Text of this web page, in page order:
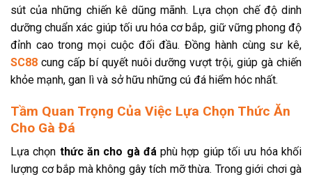
sút của những chiến kê dũng mãnh. Lựa chọn chế độ dinh
dưỡng chuẩn xác giúp tối ưu hóa cơ bắp, giữ vững phong độ
đỉnh cao trong mọi cuộc đối đầu. Đồng hành cùng sư kê,
SC88 cung cấp bí quyết nuôi dưỡng vượt trội, giúp gà chiến
khỏe mạnh, gan lì và sở hữu những cú đá hiểm hóc nhất.
Tầm Quan Trọng Của Việc Lựa Chọn Thức Ăn
Cho Gà Đá
Lựa chọn thức ăn cho gà đáphù hợp giúp tối ưu hóa khối
lượng cơ bắp mà không gây tích mỡ thừa. Trong giới chơi gà